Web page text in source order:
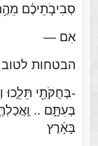
סְבִיבֹ֣תֵיכֶ֔ם
אִם —
הבטחות לטוב
-בְּחֻקֹּתַ֖י תֵּלֵ֑כוּ
בְּעִתָּ֑ם ..
בָּאָ֔רֶץ